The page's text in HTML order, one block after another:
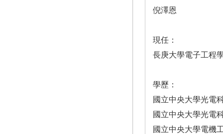
倪澤恩
現任：
長庚大學電子工程
學歷：
國立中央大學光電
國立中央大學光電
國立中央大學電機